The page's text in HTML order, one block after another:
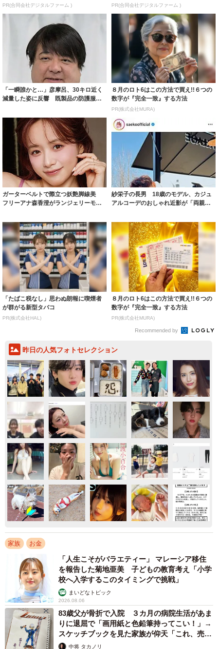
PR(合同会社デジタルファーム ) PR(合同会社デジタルファーム )
「一瞬誰かと…」彦摩呂、30キロ近く
減量した姿に反響 既製品の防護服が
８月のロト6はこの方法で買え!!６つの
数字が『完全一致』する方法
PR(株式会社MURA)
ガーターベルトで際立つ妖艶脚線美
フリーアナ森香澄がランジェリーモデ
紗栄子の長男 18歳のモデル、カジュ
アルコーデのおしゃれ近影が「両親の
「たばこ税なし」思わぬ朗報に喫煙者
が群がる新型タバコ
PR(株式会社HAL)
８月のロト6はこの方法で買え!!６つの
数字が『完全一致』する方法
PR(株式会社MURA)
Recommended by
昨日の人気フォトセレクション
家族 お金
「人生こそがバラエティー」 マレーシア移住
を報告した菊地亜美 子どもの教育考え「小学
校へ入学するこのタイミングで挑戦」
まいどなトピック
2026.08.06
83歳父が骨折で入院 ３カ月の病院生活があま
りに退屈で「画用紙と色鉛筆持ってこい！」→
スケッチブックを見た家族が仰天「これ、売れ
ますよ…」
中将 タカノリ